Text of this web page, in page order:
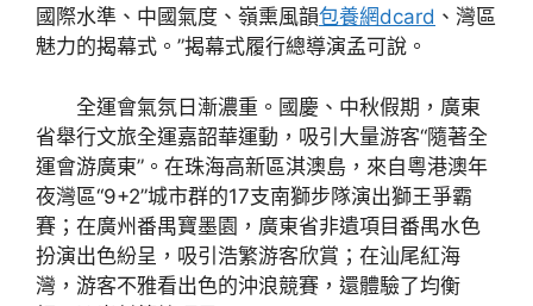
國際水準、中國氣度、嶺熏風韻包養網dcard 、灣區
魅力的揭幕式。”揭幕式履行總導演孟可說。
全運會氣氛日漸濃重。國慶、中秋假期，廣東
省舉行文旅全運嘉韶華運動，吸引大量游客“隨著全
運會游廣東”。在珠海高新區淇澳島，來自粵港澳年
夜灣區“9+2”城市群的17支南獅步隊演出獅王爭霸
賽；在廣州番禺寶墨園，廣東省非遺項目番禺水色
扮演出色紛呈，吸引浩繁游客欣賞；在汕尾紅海
灣，游客不雅看出色的沖浪競賽，還體驗了均衡